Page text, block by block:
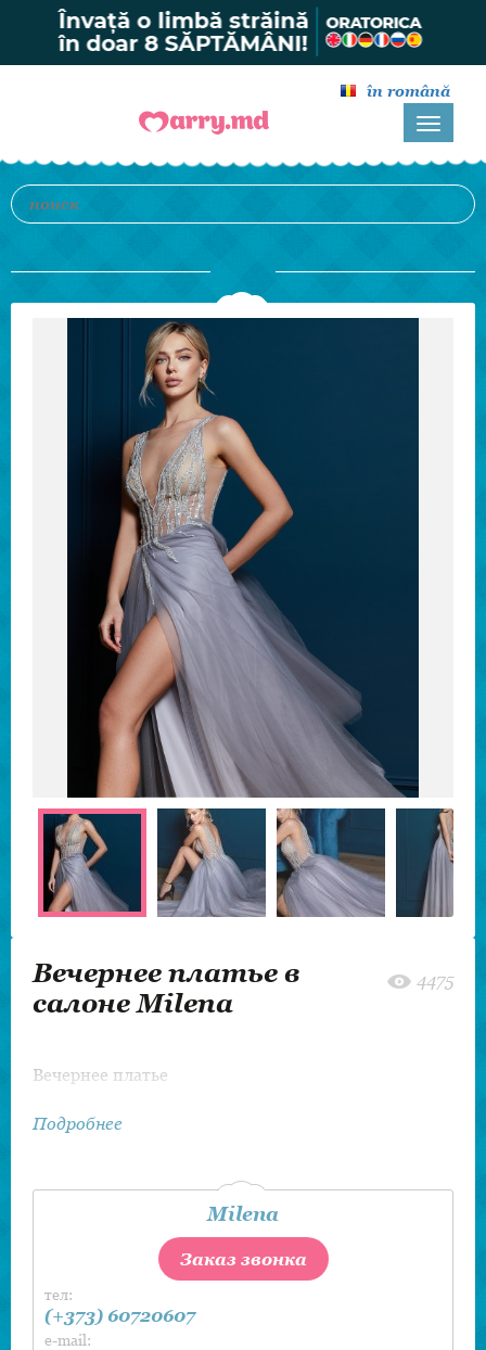
în română
Вечернее платье в
салоне Milena
4475
Вечернее платье
Подробнее
Milena
Заказ звонка
тел:
(+373) 60720607
e-mail: